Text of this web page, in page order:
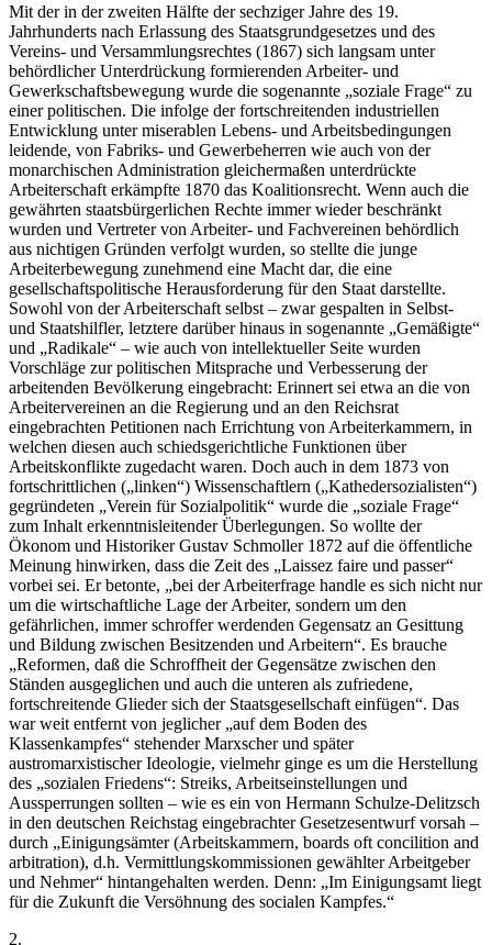
Mit der in der zweiten Hälfte der sechziger Jahre des 19.
Jahrhunderts nach Erlassung des Staatsgrundgesetzes und des
Vereins- und Versammlungsrechtes (1867) sich langsam unter
behördlicher Unterdrückung formierenden Arbeiter- und
Gewerkschaftsbewegung wurde die sogenannte „soziale Frage“ zu
einer politischen. Die infolge der fortschreitenden industriellen
Entwicklung unter miserablen Lebens- und Arbeitsbedingungen
leidende, von Fabriks- und Gewerbeherren wie auch von der
monarchischen Administration gleichermaßen unterdrückte
Arbeiterschaft erkämpfte 1870 das Koalitionsrecht. Wenn auch die
gewährten staatsbürgerlichen Rechte immer wieder beschränkt
wurden und Vertreter von Arbeiter- und Fachvereinen behördlich
aus nichtigen Gründen verfolgt wurden, so stellte die junge
Arbeiterbewegung zunehmend eine Macht dar, die eine
gesellschaftspolitische Herausforderung für den Staat darstellte.
Sowohl von der Arbeiterschaft selbst – zwar gespalten in Selbst-
und Staatshilfler, letztere darüber hinaus in sogenannte „Gemäßigte“
und „Radikale“ – wie auch von intellektueller Seite wurden
Vorschläge zur politischen Mitsprache und Verbesserung der
arbeitenden Bevölkerung eingebracht: Erinnert sei etwa an die von
Arbeitervereinen an die Regierung und an den Reichsrat
eingebrachten Petitionen nach Errichtung von Arbeiterkammern, in
welchen diesen auch schiedsgerichtliche Funktionen über
Arbeitskonflikte zugedacht waren. Doch auch in dem 1873 von
fortschrittlichen („linken“) Wissenschaftlern („Kathedersozialisten“)
gegründeten „Verein für Sozialpolitik“ wurde die „soziale Frage“
zum Inhalt erkenntnisleitender Überlegungen. So wollte der
Ökonom und HistorikerGustav Schmoller1872 auf die öffentliche
Meinung hinwirken, dass die Zeit des „Laissez faire und passer“
vorbei sei. Er betonte, „bei der Arbeiterfrage handle es sich nicht nur
um die wirtschaftliche Lage der Arbeiter, sondern um den
gefährlichen, immer schroffer werdenden Gegensatz an Gesittung
und Bildung zwischen Besitzenden und Arbeitern“. Es brauche
„Reformen, daß die Schroffheit der Gegensätze zwischen den
Ständen ausgeglichen und auch die unteren als zufriedene,
fortschreitende Glieder sich der Staatsgesellschaft einfügen“. Das
war weit entfernt von jeglicher „auf dem Boden des
Klassenkampfes“ stehender Marxscher und später
austromarxistischer Ideologie, vielmehr ginge es um die Herstellung
des „sozialen Friedens“: Streiks, Arbeitseinstellungen und
Aussperrungen sollten – wie es ein von Hermann Schulze-Delitzsch
in den deutschen Reichstag eingebrachter Gesetzesentwurf vorsah –
durch „Einigungsämter (Arbeitskammern, boards oft concilition and
arbitration), d.h. Vermittlungskommissionen gewählter Arbeitgeber
und Nehmer“ hintangehalten werden. Denn: „Im Einigungsamt liegt
für die Zukunft die Versöhnung des socialen Kampfes.“
2.